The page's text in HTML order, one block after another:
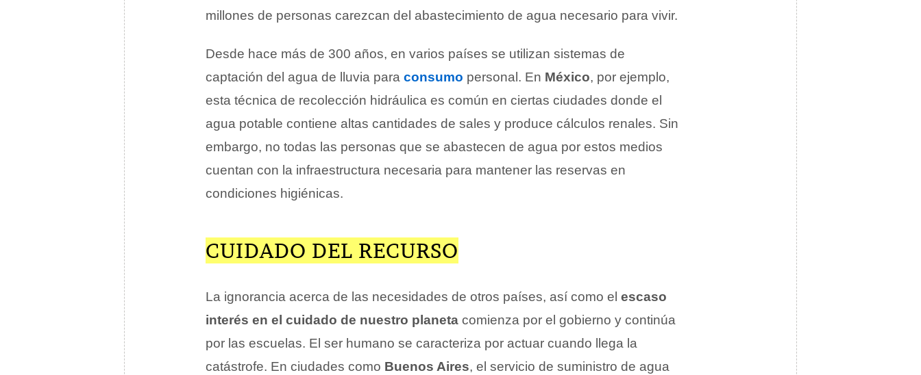
millones de personas carezcan del abastecimiento de agua necesario para vivir.
Desde hace más de 300 años, en varios países se utilizan sistemas de
captación del agua de lluvia para consumo personal. En México, por ejemplo,
esta técnica de recolección hidráulica es común en ciertas ciudades donde el
agua potable contiene altas cantidades de sales y produce cálculos renales. Sin
embargo, no todas las personas que se abastecen de agua por estos medios
cuentan con la infraestructura necesaria para mantener las reservas en
condiciones higiénicas.
CUIDADO DEL RECURSO
La ignorancia acerca de las necesidades de otros países, así como el escaso
interés en el cuidado de nuestro planeta comienza por el gobierno y continúa
por las escuelas. El ser humano se caracteriza por actuar cuando llega la
catástrofe. En ciudades como Buenos Aires, el servicio de suministro de agua